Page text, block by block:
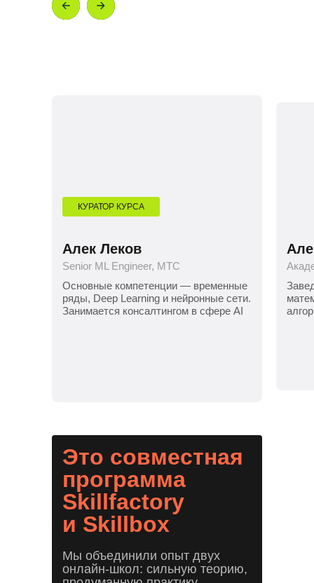
Алек Леков
Senior ML Engineer, МТС
Основные компетенции — временные
ряды, Deep Learning и нейронные сети.
Занимается консалтингом в сфере AI
КУРАТОР КУРСА
Это совместная
программа
Skillfactory
и Skillbox
Мы объединили опыт двух
онлайн-школ: сильную теорию,